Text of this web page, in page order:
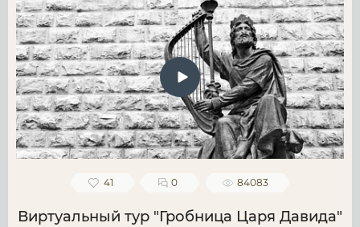
41 0 84083
Виртуальный тур "Гробница Царя Давида"